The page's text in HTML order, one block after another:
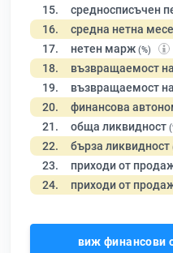
15. средносписъчен
16. средна нетна
17. нетен марж (%)
18. възвращаемост
19. възвращаемост
20. финансова
21. обща ликвидност
22. бърза ликвидност
23. приходи от
24. приходи от
виж финансови